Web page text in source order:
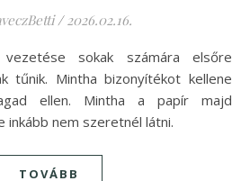
/ 2026.02.16.
tűnik. Mintha bizonyítékot kellene
ellen. Mintha a papír majd
inkább nem szeretnél látni.
TOVÁBB